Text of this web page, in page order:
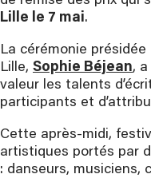
Lille le 7 mai.
La cérémonie présidée
Lille, Sophie Béjean, a
valeur les talents
participants et
Cette après-midi,
artistiques portés par
: danseurs, musiciens,